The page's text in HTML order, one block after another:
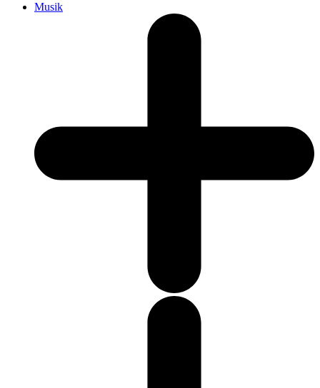
Musik